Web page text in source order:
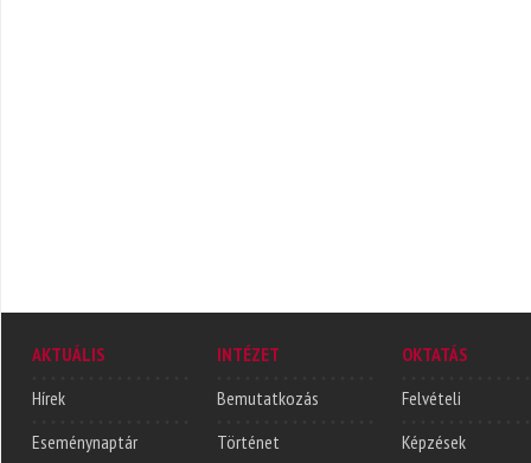
AKTUÁLIS
Hírek
Eseménynaptár
INTÉZET
Bemutatkozás
Történet
OKTATÁS
Felvételi
Képzések